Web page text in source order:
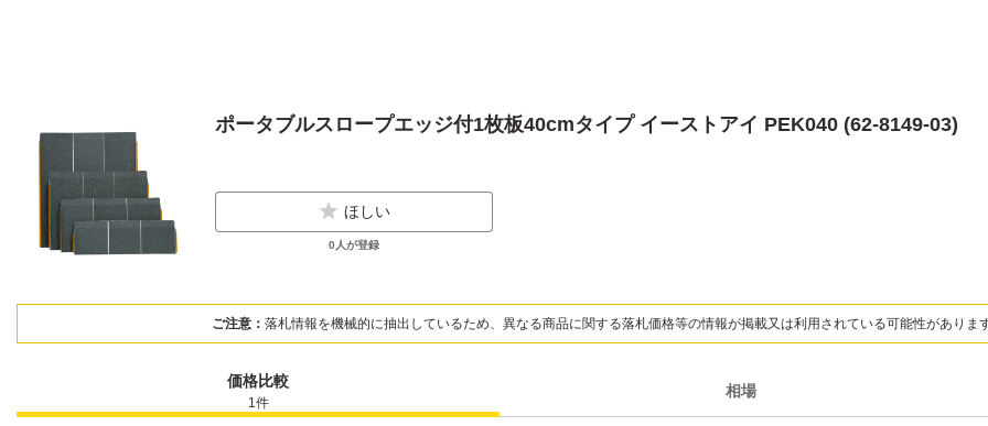
ポータブルスロープエッジ付1枚板40cmタイプ イーストアイ PEK040 (62-8149-03)
ほしい
0 人が登録
ご注意： 落札情報を機械的に抽出しているため、異なる商品に関する落札価格等の情報が掲載又は利用されている可能性がありま
価格比較
1 件
相場